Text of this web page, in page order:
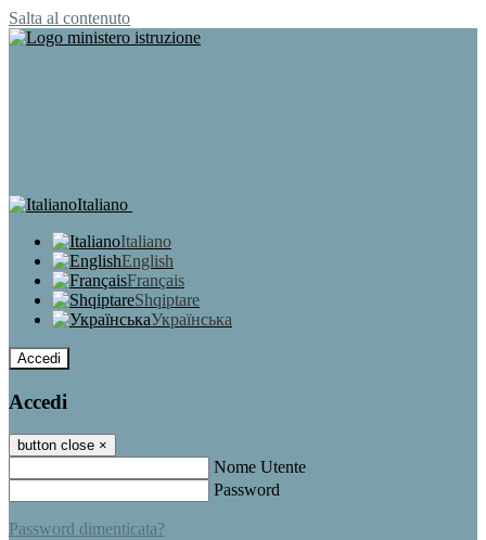
Salta al contenuto
Italiano
Italiano
English
Français
Shqiptare
Українська
Accedi
Accedi
button close ×
Nome Utente
Password
Password dimenticata?